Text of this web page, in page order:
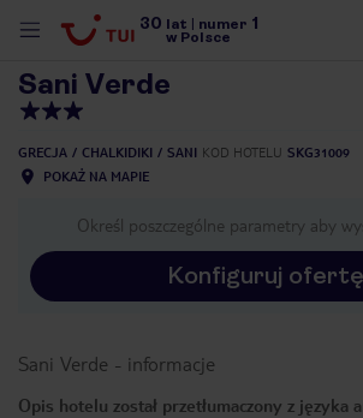
30 lat numer 1
w Polsce
Sani Verde
GRECJA CHALKIDIKI SANI KOD HOTELU SKG31009
POKAŻ NA MAPIE
Określ poszczególne parametry aby
Konfiguruj ofertę
Sani Verde - informacje
Opis hotelu został przetłumaczony z języka